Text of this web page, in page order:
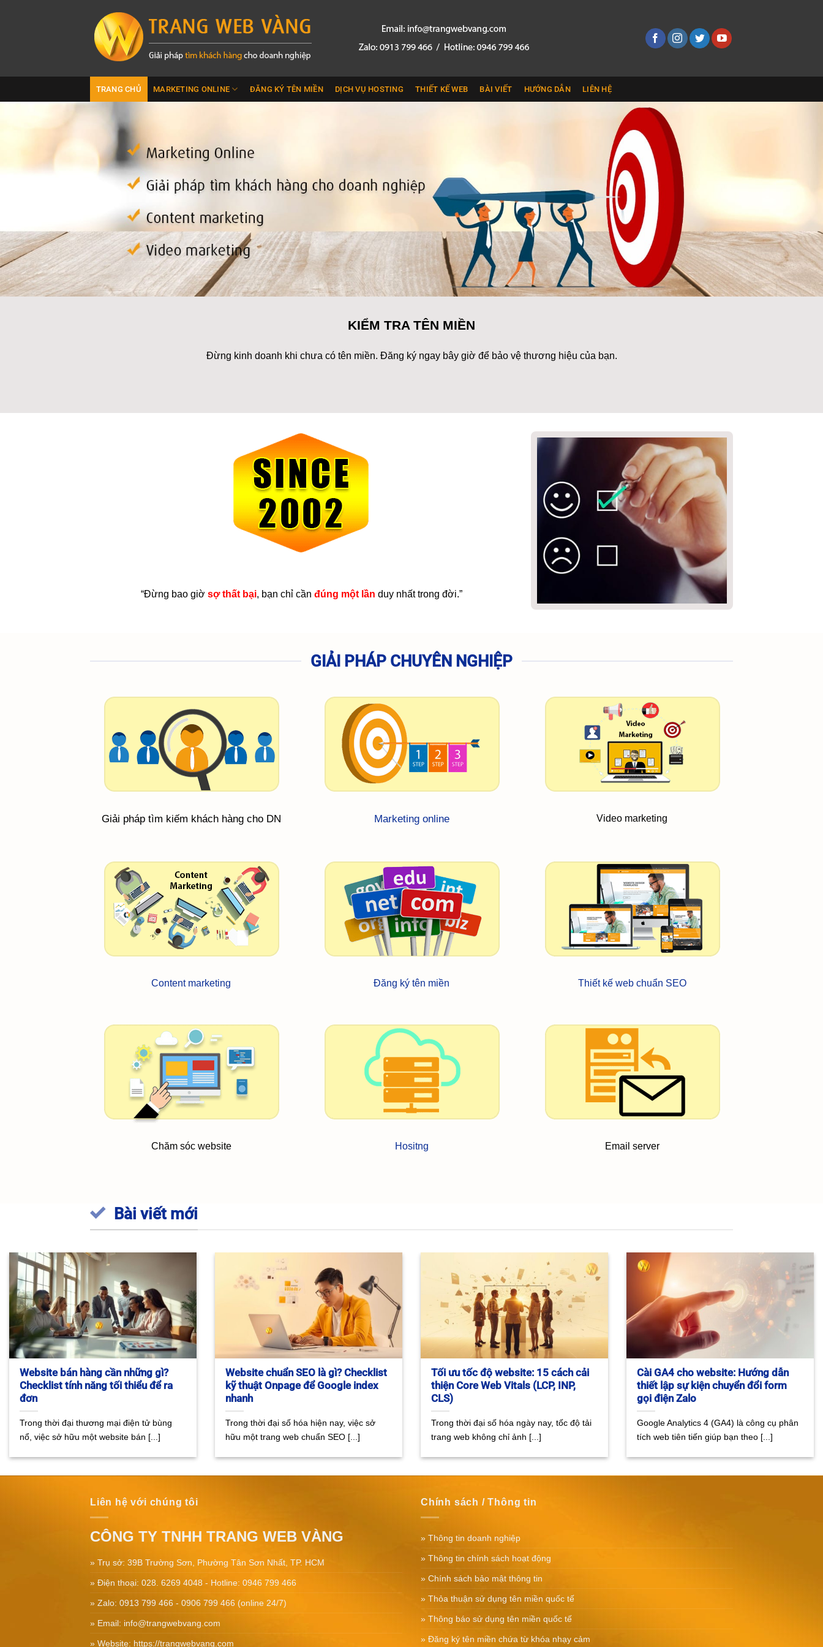
TRANG CHỦ MARKETING ONLINE ĐĂNG KÝ TÊN MIỀN DỊCH VỤ HOSTING THIẾT KẾ WEB BÀI VIẾT HƯỚNG DẪN LIÊN HỆ
KIỂM TRA TÊN MIỀN
Đừng kinh doanh khi chưa có tên miền. Đăng ký ngay bây giờ để bảo vệ thương hiệu của bạn.
“Đừng bao giờ sợ thất bại, bạn chỉ cần đúng một lần duy nhất trong đời.”
GIẢI PHÁP CHUYÊN NGHIỆP
Giải pháp tìm kiếm khách hàng cho DN Marketing online Video marketing
Content marketing Đăng ký tên miền Thiết kế web chuẩn SEO
Chăm sóc website Hositng Email server
Bài viết mới
Website bán hàng cần những gì?
Checklist tính năng tối thiểu để ra
đơn
Trong thời đại thương mại điện tử bùng
nổ, việc sở hữu một website bán [...]
Website chuẩn SEO là gì? Checklist
kỹ thuật Onpage để Google index
nhanh
Trong thời đại số hóa hiện nay, việc sở
hữu một trang web chuẩn SEO [...]
Tối ưu tốc độ website: 15 cách cải
thiện Core Web Vitals (LCP, INP,
CLS)
Trong thời đại số hóa ngày nay, tốc độ tải
trang web không chỉ ảnh [...]
Cài GA4 cho website: Hướng dẫn
thiết lập sự kiện chuyển đổi form
gọi điện Zalo
Google Analytics 4 (GA4) là công cụ phân
tích web tiên tiến giúp bạn theo [...]
Liên hệ với chúng tôi
CÔNG TY TNHH TRANG WEB VÀNG
» Trụ sở: 39B Trường Sơn, Phường Tân Sơn Nhất, TP. HCM
» Điện thoại: 028. 6269 4048 - Hotline: 0946 799 466
» Zalo: 0913 799 466 - 0906 799 466 (online 24/7)
» Email: info@trangwebvang.com
» Website: https://trangwebvang.com
Chính sách / Thông tin
» Thông tin doanh nghiệp
» Thông tin chính sách hoạt động
» Chính sách bảo mật thông tin
» Thỏa thuận sử dụng tên miền quốc tế
» Thông báo sử dụng tên miền quốc tế
» Đăng ký tên miền chứa từ khóa nhạy cảm